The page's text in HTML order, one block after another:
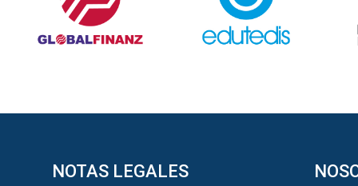
NOTASLEGALES